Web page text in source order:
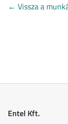
← Vissza a
Entel Kft.